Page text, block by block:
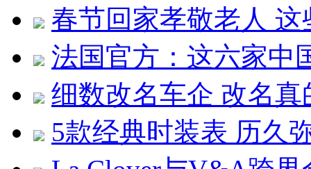
春节回家孝敬老人
法国官方：这六家中
细数改名车企 改名真
5款经典时装表 历久